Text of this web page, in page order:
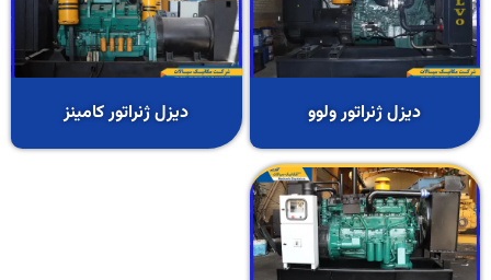
دیزل ژنراتور ولوو دیزل ژنراتور کامینز